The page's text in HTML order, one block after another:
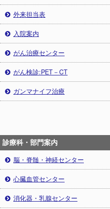
外来担当表
入院案内
がん治療センター
がん検診:PET－CT
ガンマナイフ治療
診療科・部門案内
脳・脊髄・神経センター
心臓血管センター
消化器・乳腺センター